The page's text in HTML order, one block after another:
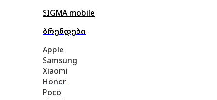
SIGMA mobile
ბრენდები
Apple
Samsung
Xiaomi
Honor
Poco